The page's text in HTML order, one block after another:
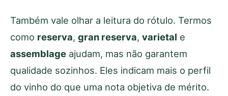
Também vale olhar a leitura do rótulo. Termos
como reserva, gran reserva, varietal e
assemblage ajudam, mas não garantem
qualidade sozinhos. Eles indicam mais o perfil
do vinho do que uma nota objetiva de mérito.